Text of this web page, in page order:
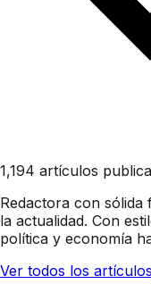
1,194 artículos
Redactora con
la actualidad. Con
política y economía
Ver todos los artículos